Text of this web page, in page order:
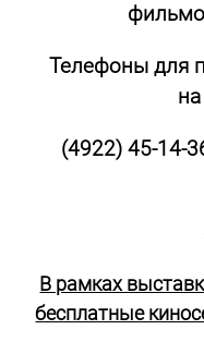
Телефоны для
(4922) 45-14-
В рамках
бесплатные